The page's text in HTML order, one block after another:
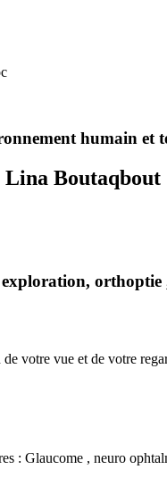
humain et
Lina Boutaqbout
orthoptie
votre vue et de votre
: Glaucome , neuro